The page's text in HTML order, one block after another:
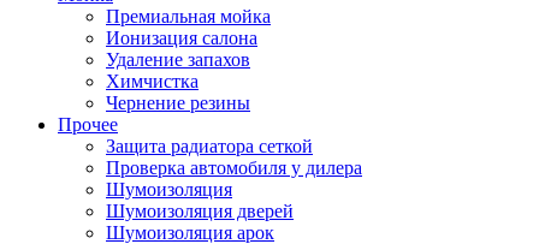
Премиальная мойка
Ионизация салона
Удаление запахов
Химчистка
Чернение резины
Прочее
Защита радиатора сеткой
Проверка автомобиля у дилера
Шумоизоляция
Шумоизоляция дверей
Шумоизоляция арок